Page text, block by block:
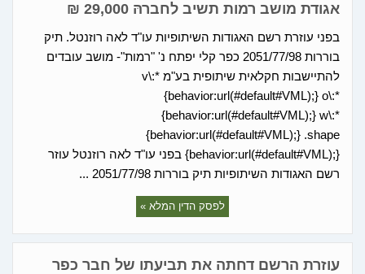
אגודת מושב רמות תשיב לחברהּ 29,000 ₪
בפני עוזרת רשם האגודות השיתופיות עו"ד לאה רוזנטל. תיק
בוררות 2051/77/98 כפר קלי יפתח נ' "רמות"- מושב עובדים
להתיישבות חקלאית שיתופית בע"מ v\:*
{behavior:url(#default#VML);} o\:*
{behavior:url(#default#VML);} w\:*
{behavior:url(#default#VML);} .shape
{behavior:url(#default#VML);} בפני עו"ד לאה רוזנטל עוזר
רשם האגודות השיתופיות תיק בוררות 2051/77/98 ...
לפסק הדין המלא »
עוזרת הרשם דחתה את תביעתו של חבר כפר